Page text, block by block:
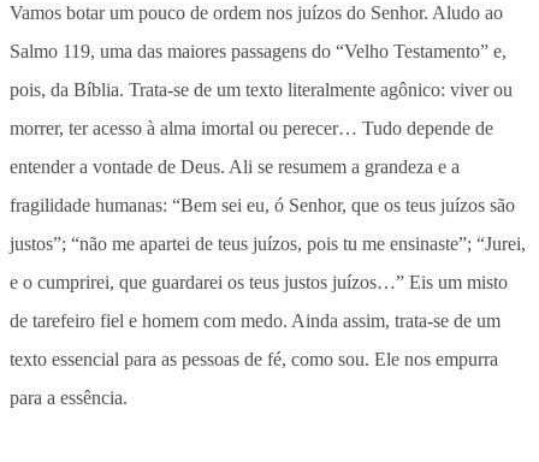
Vamos botar um pouco de ordem nos juízos do Senhor. Aludo ao
Salmo 119, uma das maiores passagens do “Velho Testamento” e,
pois, da Bíblia. Trata-se de um texto literalmente agônico: viver ou
morrer, ter acesso à alma imortal ou perecer… Tudo depende de
entender a vontade de Deus. Ali se resumem a grandeza e a
fragilidade humanas: “Bem sei eu, ó Senhor, que os teus juízos são
justos”; “não me apartei de teus juízos, pois tu me ensinaste”; “Jurei,
e o cumprirei, que guardarei os teus justos juízos…” Eis um misto
de tarefeiro fiel e homem com medo. Ainda assim, trata-se de um
texto essencial para as pessoas de fé, como sou. Ele nos empurra
para a essência.